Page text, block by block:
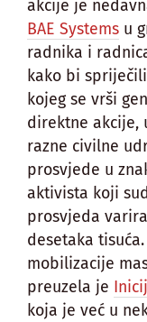
akcije je
BAE Systems u
radnika i
kako bi
kojeg se vrši
direktne akcije,
razne civilne
prosvjede u
aktivista koji
prosvjeda
desetaka
mobilizacije
preuzela je
koja je već u